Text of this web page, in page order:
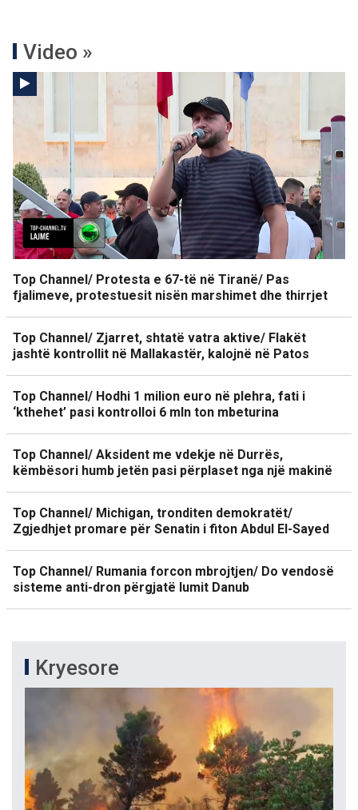
Video »
Top Channel/ Protesta e 67-të në Tiranë/ Pas
fjalimeve, protestuesit nisën marshimet dhe thirrjet
Top Channel/ Zjarret, shtatë vatra aktive/ Flakët
jashtë kontrollit në Mallakastër, kalojnë në Patos
Top Channel/ Hodhi 1 milion euro në plehra, fati i
‘kthehet’ pasi kontrolloi 6 mln ton mbeturina
Top Channel/ Aksident me vdekje në Durrës,
këmbësori humb jetën pasi përplaset nga një makinë
Top Channel/ Michigan, tronditen demokratët/
Zgjedhjet promare për Senatin i fiton Abdul El-Sayed
Top Channel/ Rumania forcon mbrojtjen/ Do vendosë
sisteme anti-dron përgjatë lumit Danub
Kryesore